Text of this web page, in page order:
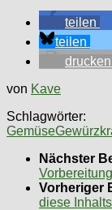
teilen
teilen
drucken
von Kave
Schlagwörter:
Gemüse
Nächster
Vorheriger
diese